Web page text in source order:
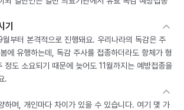
기
부터 본격적으로 진행돼요. 우리나라의 독감은 주
에 유행하는데, 독감 주사를 접종하더라도 항체가 형
정도 소요되기 때문에 늦어도 11월까지는 예방접종을
.
하며, 개인마다 차이가 있을 수 있습니다. 여기 몇 가